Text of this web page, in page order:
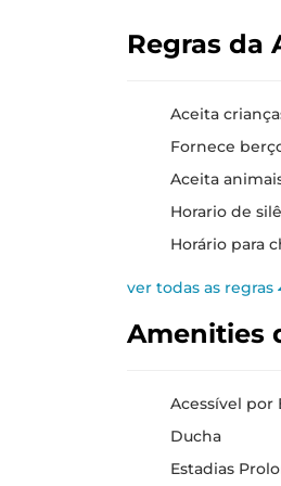
Regras da
Aceita
Fornece
Aceita
Horario de
Horário para
ver todas as regras
Amenities
Acessível por
Ducha
Estadias